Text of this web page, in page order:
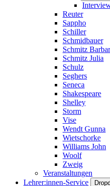
Reuter
Sappho
Schiller
Schmidbauer
Schmitz
Schmitz Julia
Schulz
Seghers
Seneca
Shakespeare
Shelley
Storm
Vise
Wendt Gunna
Wietschorke
Williams John
Woolf
Zweig
Veranstaltungen
Lehrer:innen-Service